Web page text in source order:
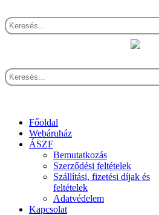
Főoldal
Webáruház
ÁSZF
Bemutatkozás
Szerződési feltételek
Szállítási, fizetési díjak és
feltételek
Adatvédelem
Kapcsolat